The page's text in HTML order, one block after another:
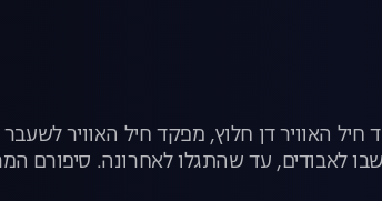
חיל האוויר דן חלוץ, מפקד חיל האוויר
לאבודים, עד שהתגלו לאחרונה. סיפורם